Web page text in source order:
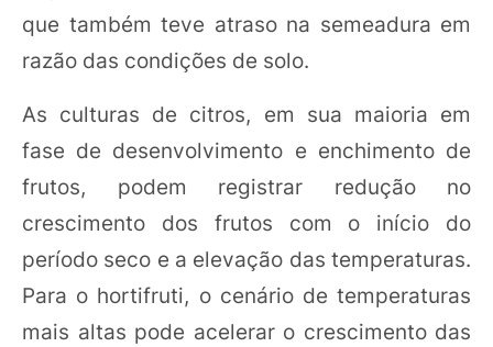
que também teve atraso na semeadura em
razão das condições de solo.
As culturas de citros, em sua maioria em
fase de desenvolvimento e enchimento de
frutos, podem registrar redução no
crescimento dos frutos com o início do
período seco e a elevação das temperaturas.
Para o hortifruti, o cenário de temperaturas
mais altas pode acelerar o crescimento das